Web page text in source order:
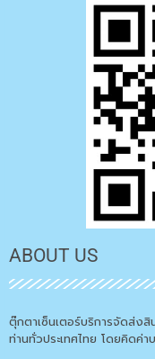
ABOUT US
ตุ๊กตาเซ็นเตอร์บริการจัดส่ง
ท่านทั่วประเทศไทย โดยคิดค่